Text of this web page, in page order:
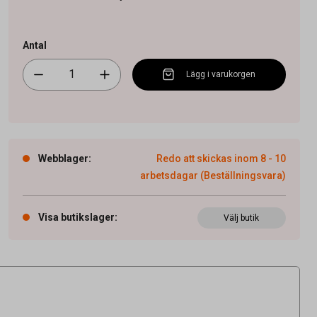
Antal
Lägg i varukorgen
Webblager:
Redo att skickas inom 8 - 10
arbetsdagar (Beställningsvara)
Visa butikslager: Välj butik